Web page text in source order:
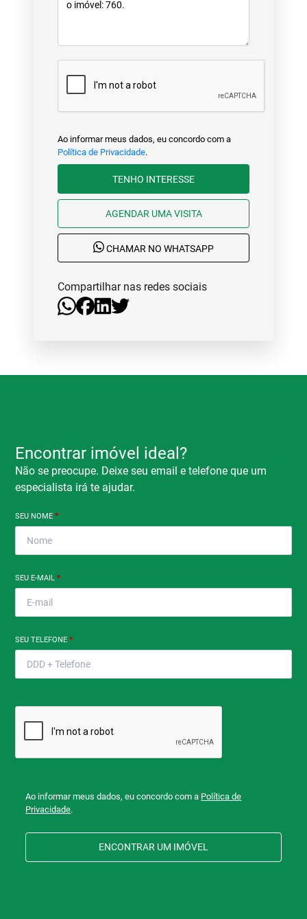
Ao informar meus dados, eu concordo com a
Política de Privacidade.
TENHO INTERESSE
AGENDAR UMA VISITA
CHAMAR NO WHATSAPP
Compartilhar nas redes sociais
Encontrar imóvel ideal?
Não se preocupe. Deixe seu email e telefone que um
especialista irá te ajudar.
SEU NOME*
SEU E-MAIL*
SEU TELEFONE*
Ao informar meus dados, eu concordo com a Política de
Privacidade.
ENCONTRAR UM IMÓVEL